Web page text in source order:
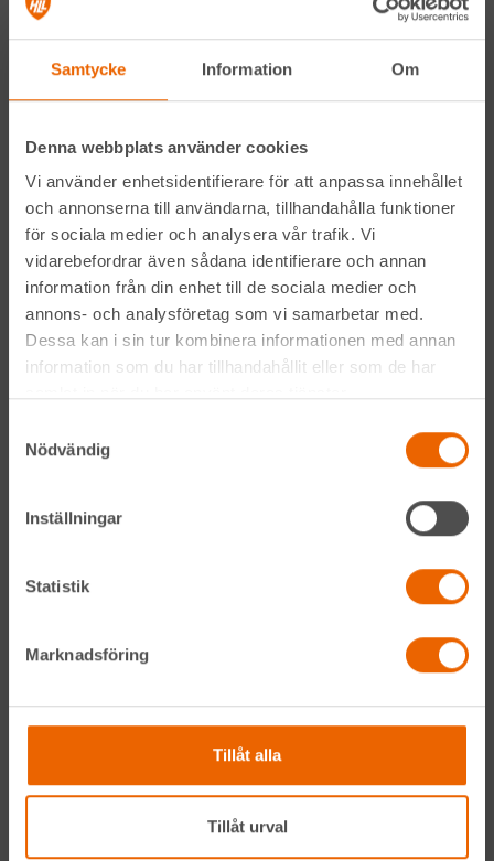
Samtycke Information Om
Denna webbplats använder cookies
Vi använder enhetsidentifierare för att anpassa innehållet
och annonserna till användarna, tillhandahålla funktioner
för sociala medier och analysera vår trafik. Vi
vidarebefordrar även sådana identifierare och annan
information från din enhet till de sociala medier och
annons- och analysföretag som vi samarbetar med.
Dessa kan i sin tur kombinera informationen med annan
information som du har tillhandahållit eller som de har
Nödvändig
Inställningar
Statistik
Marknadsföring
Tillåt alla
Tillåt urval
Varje dag förser vi den svenska bygg- och
anläggningsbranschen medmaskiner,liftar,bodar och vagnar–
alltid med möjlighet att få dem utkörda till den plats där du
som gör skillnad. Hos oss handlar mycket om maskiner, men
alltid allra mest om människor och relationer. Välkommen in till
din närmsta depå!
Kontakta din närmaste depå
Alltid nära
Facebook
Jobba hos oss
HLLÅ! Vår värld